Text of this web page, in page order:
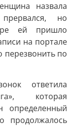
назвала
но
ей пришло
на портале
перезвонить по
ответила
которая
определенный
продолжалось